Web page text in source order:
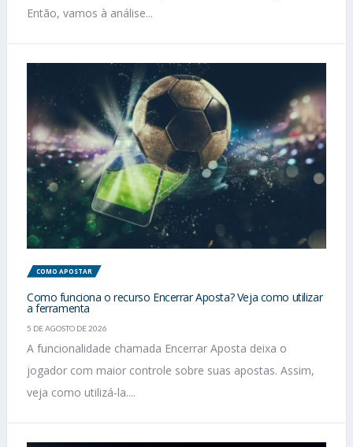
Então, vamos à análise...
COMO APOSTAR
Como funciona o recurso Encerrar Aposta? Veja como utilizar
a ferramenta
5 DE AGOSTO DE 2026
A funcionalidade chamada Encerrar Aposta deixa o
jogador com maior controle sobre suas apostas. Assim,
veja como utilizá-la....